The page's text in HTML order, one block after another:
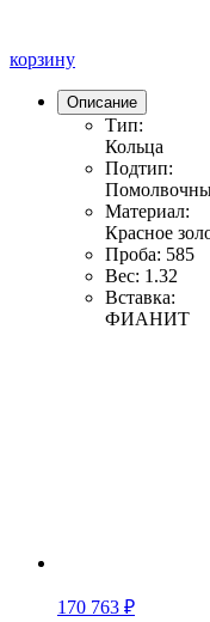
корзину
Описание
Тип:
Кольца
Подтип:
Материал:
Красное
Проба: 585
Вес: 1.32
Вставка:
ФИАНИТ
170 763 ₽